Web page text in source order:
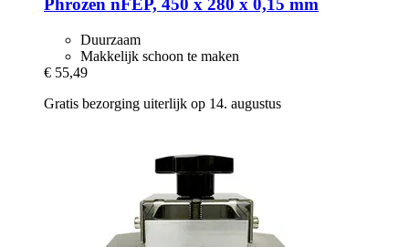
Phrozen nFEP, 450 x 280 x 0,15 mm
Duurzaam
Makkelijk schoon te maken
€ 55,49
Gratis bezorging uiterlijk op 14. augustus